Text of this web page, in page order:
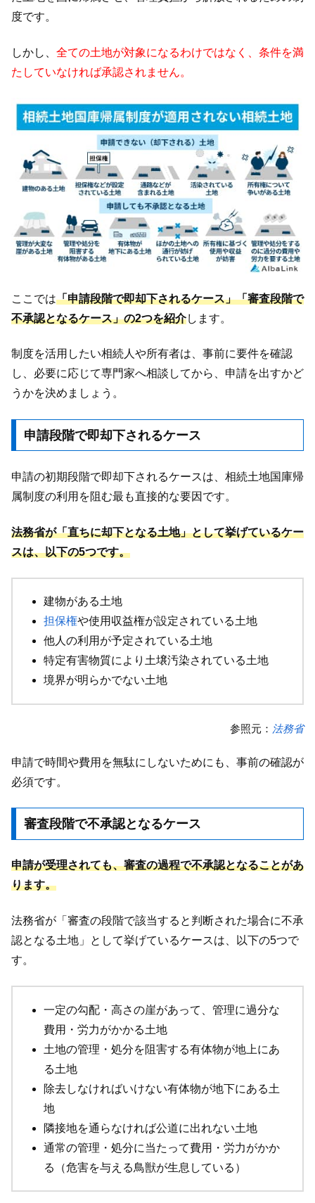
度です。
しかし、 全ての土地が対象になるわけではなく、条件を満
たしていなければ承認されません。
ここでは「申請段階で即却下されるケース」「審査段階で
不承認となるケース」の2つを紹介します。
制度を活用したい相続人や所有者は、事前に要件を確認
し、必要に応じて専門家へ相談してから、申請を出すかど
うかを決めましょう。
申請段階で即却下されるケース
申請の初期段階で即却下されるケースは、相続土地国庫帰
属制度の利用を阻む最も直接的な要因です。
法務省が「直ちに却下となる土地」として挙げているケー
スは、以下の5つです。
建物がある土地
担保権や使用収益権が設定されている土地
他人の利用が予定されている土地
特定有害物質により土壌汚染されている土地
境界が明らかでない土地
参照元： 法務省
申請で時間や費用を無駄にしないためにも、事前の確認が
必須です。
審査段階で不承認となるケース
申請が受理されても、審査の過程で不承認となることがあ
ります。
法務省が「審査の段階で該当すると判断された場合に不承
認となる土地」として挙げているケースは、以下の5つで
す。
一定の勾配・高さの崖があって、管理に過分な
費用・労力がかかる土地
土地の管理・処分を阻害する有体物が地上にあ
る土地
除去しなければいけない有体物が地下にある土
地
隣接地を通らなければ公道に出れない土地
通常の管理・処分に当たって費用・労力がかか
る（危害を与える鳥獣が生息している）